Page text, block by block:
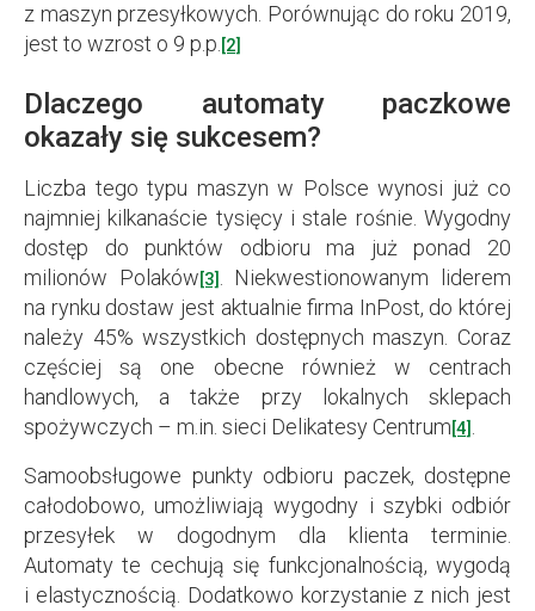
z maszyn przesyłkowych. Porównując do roku 2019,
jest to wzrost o 9 p.p. [2]
Dlaczego automaty paczkowe
okazały się sukcesem?
Liczba tego typu maszyn w Polsce wynosi już co
najmniej kilkanaście tysięcy i stale rośnie. Wygodny
dostęp do punktów odbioru ma już ponad 20
milionów Polaków[3]
. Niekwestionowanym liderem
na rynku dostaw jest aktualnie firma InPost, do której
należy 45% wszystkich dostępnych maszyn. Coraz
częściej są one obecne również w centrach
handlowych, a także przy lokalnych sklepach
spożywczych – m.in. sieci Delikatesy Centrum[4]
Samoobsługowe punkty odbioru paczek, dostępne
całodobowo, umożliwiają wygodny i szybki odbiór
przesyłek w dogodnym dla klienta terminie.
Automaty te cechują się funkcjonalnością, wygodą
i elastycznością. Dodatkowo korzystanie z nich jest